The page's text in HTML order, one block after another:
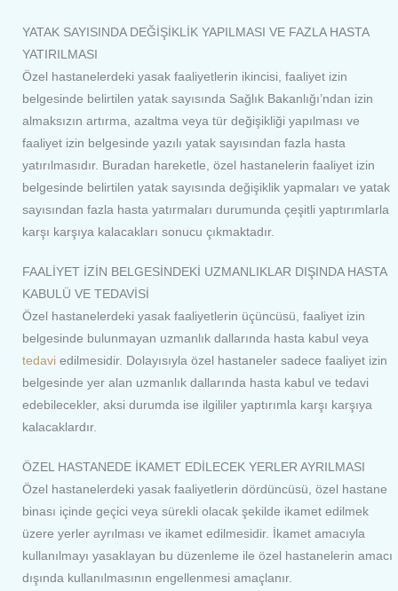
YATAK SAYISINDA DEĞİŞİKLİK YAPILMASI VE FAZLA HASTA
YATIRILMASI
Özel hastanelerdeki yasak faaliyetlerin ikincisi, faaliyet izin
belgesinde belirtilen yatak sayısında Sağlık Bakanlığı’ndan izin
almaksızın artırma, azaltma veya tür değişikliği yapılması ve
faaliyet izin belgesinde yazılı yatak sayısından fazla hasta
yatırılmasıdır. Buradan hareketle, özel hastanelerin faaliyet izin
belgesinde belirtilen yatak sayısında değişiklik yapmaları ve yatak
sayısından fazla hasta yatırmaları durumunda çeşitli yaptırımlarla
karşı karşıya kalacakları sonucu çıkmaktadır.
FAALİYET İZİN BELGESİNDEKİ UZMANLIKLAR DIŞINDA HASTA
KABULÜ VE TEDAVİSİ
Özel hastanelerdeki yasak faaliyetlerin üçüncüsü, faaliyet izin
belgesinde bulunmayan uzmanlık dallarında hasta kabul veya
tedavi edilmesidir. Dolayısıyla özel hastaneler sadece faaliyet izin
belgesinde yer alan uzmanlık dallarında hasta kabul ve tedavi
edebilecekler, aksi durumda ise ilgililer yaptırımla karşı karşıya
kalacaklardır.
ÖZEL HASTANEDE İKAMET EDİLECEK YERLER AYRILMASI
Özel hastanelerdeki yasak faaliyetlerin dördüncüsü, özel hastane
binası içinde geçici veya sürekli olacak şekilde ikamet edilmek
üzere yerler ayrılması ve ikamet edilmesidir. İkamet amacıyla
kullanılmayı yasaklayan bu düzenleme ile özel hastanelerin amacı
dışında kullanılmasının engellenmesi amaçlanır.